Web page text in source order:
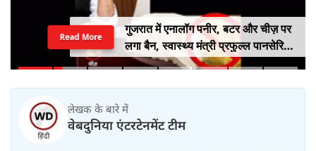
गुजरात में एनालॉग पनीर, बटर और चीज़ पर
लगा बैन, स्वास्थ्य मंत्री प्रफुल्ल पानसेरिया
ने किया बड़ा ऐलान
Read More
लेखक के बारे में
वेबदुनिया एंटरटेनमेंट टीम